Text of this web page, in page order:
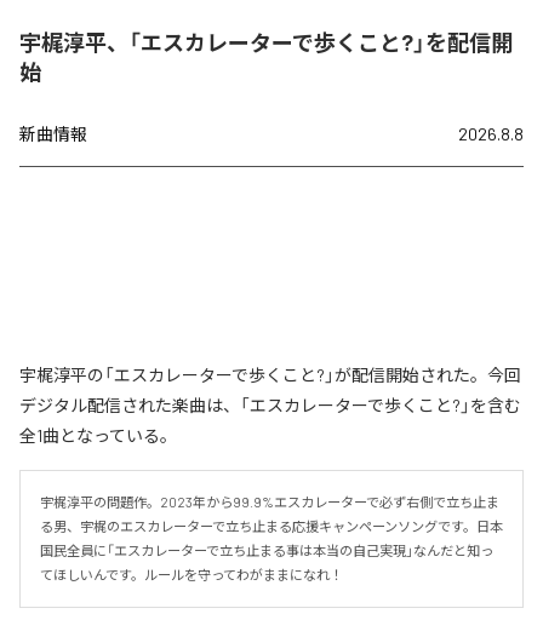
宇梶淳平、「エスカレーターで歩くこと?」を配信開
始
新曲情報 2026.8.8
宇梶淳平の「エスカレーターで歩くこと?」が配信開始された。今回
デジタル配信された楽曲は、「エスカレーターで歩くこと?」を含む
全1曲となっている。
宇梶淳平の問題作。2023年から99.9%エスカレーターで必ず右側で立ち止ま
る男、宇梶のエスカレーターで立ち止まる応援キャンペーンソングです。日本
国民全員に「エスカレーターで立ち止まる事は本当の自己実現」なんだと知っ
てほしいんです。ルールを守ってわがままになれ！